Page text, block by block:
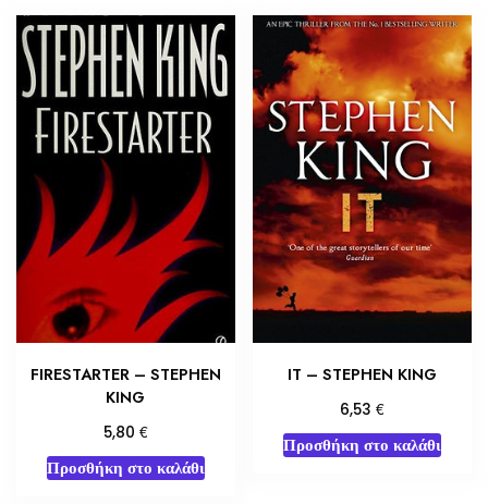
FIRESTARTER – STEPHEN
KING
5,80 €
Προσθήκη στο καλάθι
IT – STEPHEN KING
6,53€
Προσθήκη στο καλάθι